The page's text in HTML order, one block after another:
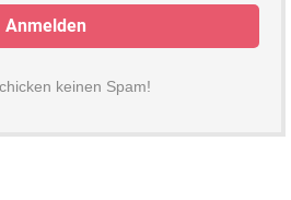
keinen Spam!